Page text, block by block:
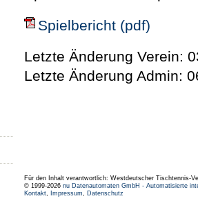
Spielbericht (pdf)
Letzte Änderung Verein:
Letzte Änderung Admin:
Für den Inhalt verantwortlich: Westdeutscher Tischtennis-
© 1999-2026 nu Datenautomaten GmbH - Automatisierte
Kontakt, Impressum, Datenschutz